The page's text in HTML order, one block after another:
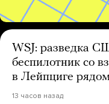
WSJ: разведка
беспилотник со
в Лейпциге
13 часов назад